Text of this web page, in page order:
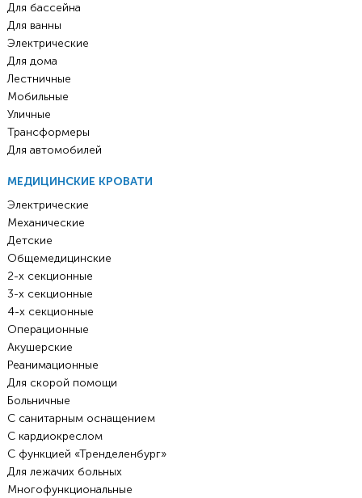
Для бассейна
Для ванны
Электрические
Для дома
Лестничные
Мобильные
Уличные
Трансформеры
Для автомобилей
МЕДИЦИНСКИЕ КРОВАТИ
Электрические
Механические
Детские
Общемедицинские
2-х секционные
3-х секционные
4-х секционные
Операционные
Акушерские
Реанимационные
Для скорой помощи
Больничные
С санитарным оснащением
С кардиокреслом
С функцией «Тренделенбург»
Для лежачих больных
Многофункциональные